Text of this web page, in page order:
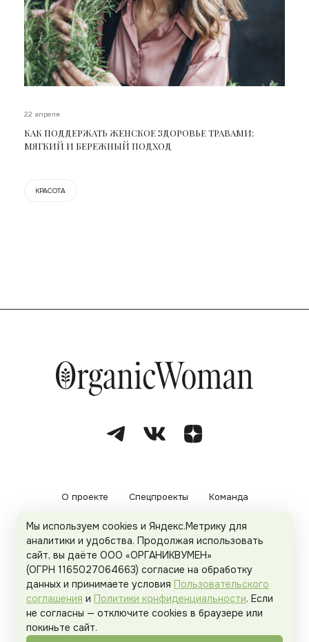
22 апреля
КАК ПОДДЕРЖАТЬ ЖЕНСКОЕ ЗДОРОВЬЕ ТРАВАМИ:
МЯГКИЙ И БЕРЕЖНЫЙ ПОДХОД
КРАСОТА
О проекте Спецпроекты Команда
Рекламодателям Политика конфиденциальности
Пользовательское соглашение
Organicwoman.ru . Все права защищены.
Мы используем cookies и Яндекс.Метрику для
аналитики и удобства. Продолжая использовать
сайт, вы даёте ООО «ОРГАНИКВУМЕН»
(ОГРН 1165027064663) согласие на обработку
данных и принимаете условия Пользовательского
соглашения и Политики конфиденциальности. Если
не согласны — отключите cookies в браузере или
покиньте сайт.